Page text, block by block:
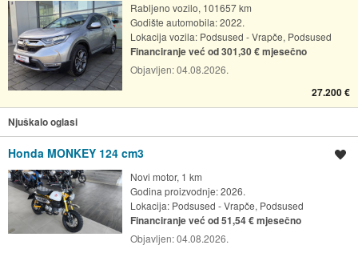
Rabljeno vozilo, 101657 km
Godište automobila: 2022.
Lokacija vozila: Podsused - Vrapče, Podsused
Financiranje već od 301,30 € mjesečno
Objavljen:04.08.2026.
27.200 €
Njuškalo oglasi
Honda MONKEY 124 cm3
Novi motor, 1 km
Godina proizvodnje: 2026.
Lokacija: Podsused - Vrapče, Podsused
Financiranje već od 51,54 € mjesečno
Objavljen:04.08.2026.